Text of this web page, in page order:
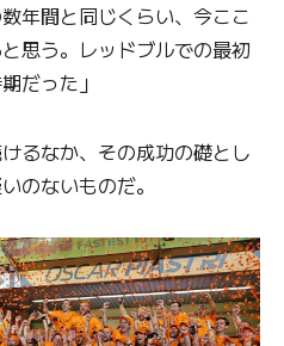
年間と同じくらい、今ここ
思う。レッドブルでの最初
だった」
るなか、その成功の礎とし
のないものだ。